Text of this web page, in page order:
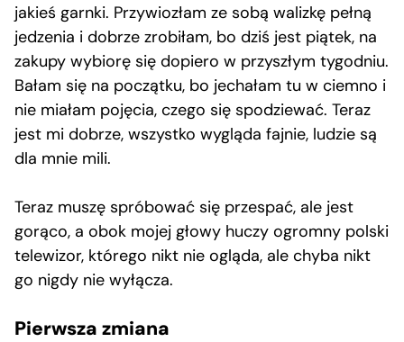
jakieś garnki. Przywiozłam ze sobą walizkę pełną
jedzenia i dobrze zrobiłam, bo dziś jest piątek, na
zakupy wybiorę się dopiero w przyszłym tygodniu.
Bałam się na początku, bo jechałam tu w ciemno i
nie miałam pojęcia, czego się spodziewać. Teraz
jest mi dobrze, wszystko wygląda fajnie, ludzie są
dla mnie mili.
Teraz muszę spróbować się przespać, ale jest
gorąco, a obok mojej głowy huczy ogromny polski
telewizor, którego nikt nie ogląda, ale chyba nikt
go nigdy nie wyłącza.
Pierwsza zmiana